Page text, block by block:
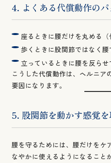
4. よくある代償動作のパ
座るときに腰だけを丸める（
歩くときに股関節ではなく
立っているときに腰を反ら
こうした代償動作は、ヘルニア
要因になります。
5. 股関節を動かす感覚
腰を守るためには、腰だけをケ
なやかに使えるようになること